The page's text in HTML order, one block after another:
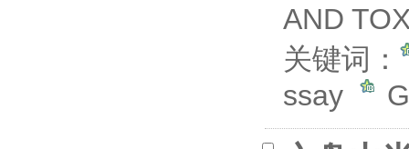
AND
关键词：
ssay